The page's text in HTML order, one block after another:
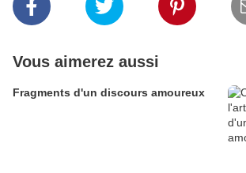
Vous aimerez aussi
Fragments d'un discours amoureux